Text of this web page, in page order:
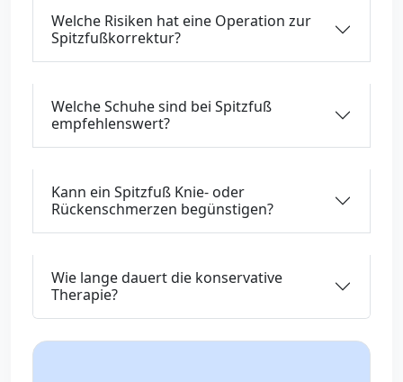
Welche Risiken hat eine Operation zur
Spitzfußkorrektur?
Welche Schuhe sind bei Spitzfuß
empfehlenswert?
Kann ein Spitzfuß Knie- oder
Rückenschmerzen begünstigen?
Wie lange dauert die konservative
Therapie?